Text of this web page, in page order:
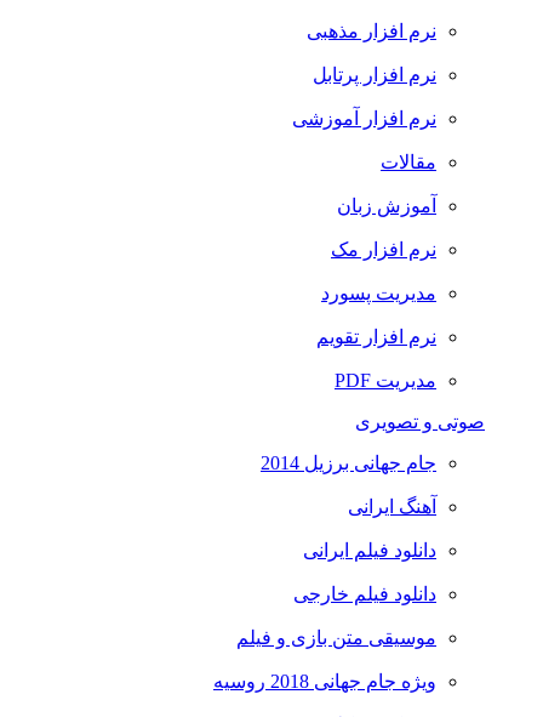
نرم افزار مذهبی
نرم افزار پرتابل
نرم افزار آموزشی
مقالات
آموزش زبان
نرم افزار مک
مدیریت پسورد
نرم افزار تقویم
مدیریت PDF
صوتی و تصویری
جام جهانی برزیل 2014
آهنگ ایرانی
دانلود فیلم ایرانی
دانلود فیلم خارجی
موسیقی متن بازی و فیلم
ویژه جام جهانی 2018 روسیه